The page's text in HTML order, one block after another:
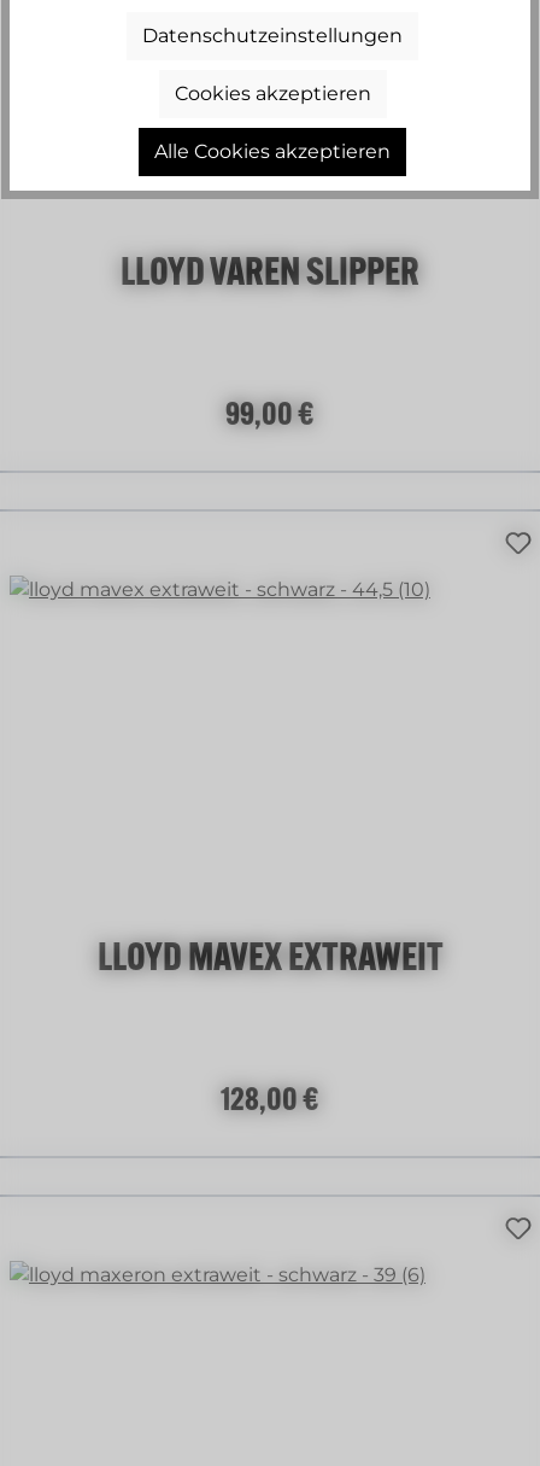
LLOYD VAREN SLIPPER
Regulärer Preis:
99,00 €
LLOYD MAVEX EXTRAWEIT
Regulärer Preis:
128,00 €
Datenschutzeinstellungen
Cookies akzeptieren
Alle Cookies akzeptieren